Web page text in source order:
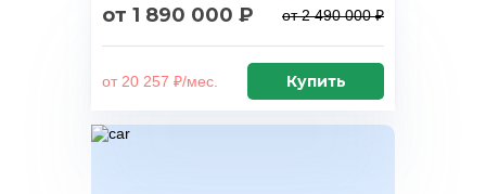
от 1 890 000 ₽ от 2 490 000 ₽
от 20 257 ₽/мес. Купить